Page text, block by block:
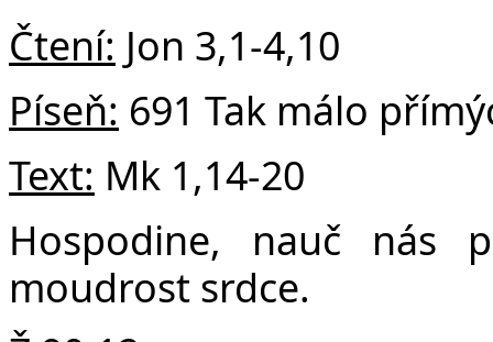
Čtení: Jon 3,1-4,10
Píseň: 691 Tak málo
Text: Mk 1,14-20
Hospodine, nauč nás
moudrost srdce.